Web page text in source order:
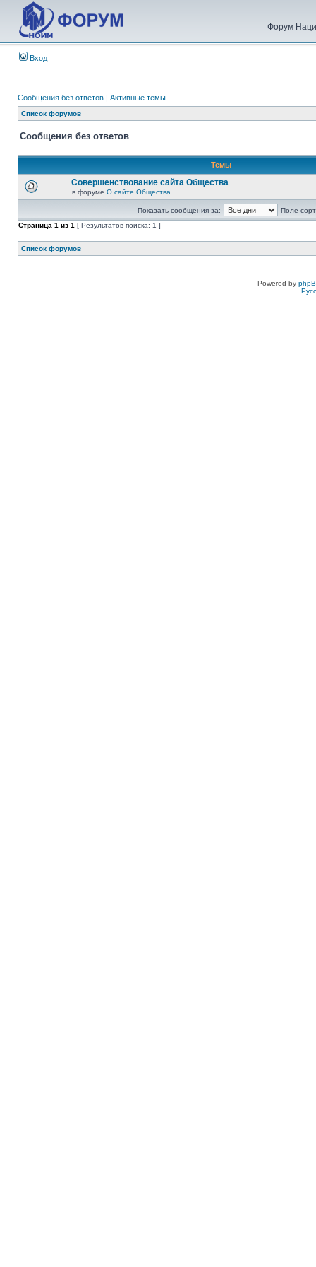
Форум
Вход
Сообщения без ответов | Активные темы
Список форумов
Сообщения без ответов
Темы
Совершенствование сайта Общества
в форуме О сайте Общества
Показать сообщения за:
Поле
Страница 1 из 1 [ Результатов поиска: 1 ]
Список форумов
Powered by